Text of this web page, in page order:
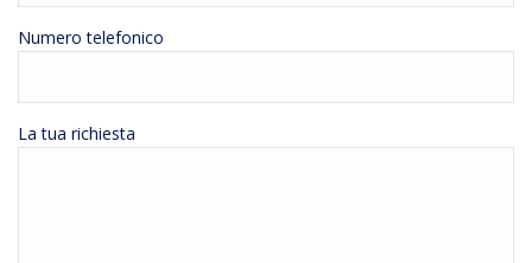
Numero telefonico
La tua richiesta